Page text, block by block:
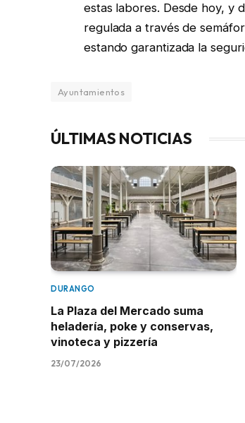
estas labores. Desde hoy, y
regulada a través de
estando garantizada la
Ayuntamientos
ÚLTIMAS NOTICIAS
DURANGO
La Plaza del Mercado suma
heladería, poke y conservas,
vinoteca y pizzería
23/07/2026